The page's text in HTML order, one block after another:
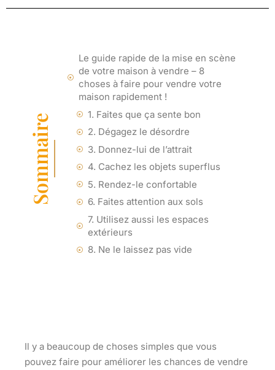
Sommaire
Le guide rapide de la mise en scène
de votre maison à vendre – 8
choses à faire pour vendre votre
maison rapidement !
1. Faites que ça sente bon
2. Dégagez le désordre
3. Donnez-lui de l’attrait
4. Cachez les objets superflus
5. Rendez-le confortable
6. Faites attention aux sols
7. Utilisez aussi les espaces
extérieurs
8. Ne le laissez pas vide
Il y a beaucoup de choses simples que vous
pouvez faire pour améliorer les chances de vendre